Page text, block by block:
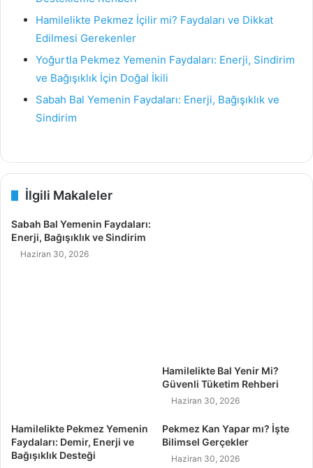
Hamilelikte Pekmez İçilir mi? Faydaları ve Dikkat
Edilmesi Gerekenler
Yoğurtla Pekmez Yemenin Faydaları: Enerji, Sindirim
ve Bağışıklık İçin Doğal İkili
Sabah Bal Yemenin Faydaları: Enerji, Bağışıklık ve
Sindirim
İlgili Makaleler
Sabah Bal Yemenin Faydaları:
Enerji, Bağışıklık ve Sindirim
Haziran 30, 2026
Hamilelikte Bal Yenir Mi?
Güvenli Tüketim Rehberi
Haziran 30, 2026
Hamilelikte Pekmez Yemenin
Faydaları: Demir, Enerji ve
Bağışıklık Desteği
Pekmez Kan Yapar mı? İşte
Bilimsel Gerçekler
Haziran 30, 2026